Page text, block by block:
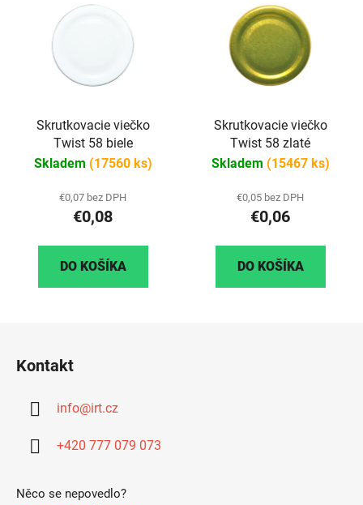
Skrutkovacie viečko
Twist 58 biele
Skladem (17560 ks)
€0,07 bez DPH
€0,08
DO KOŠÍKA
Skrutkovacie viečko
Twist 58 zlaté
Skladem (15467 ks)
€0,05 bez DPH
€0,06
DO KOŠÍKA
Kontakt
info@irt.cz
+420 777 079 073
Něco se nepovedlo?